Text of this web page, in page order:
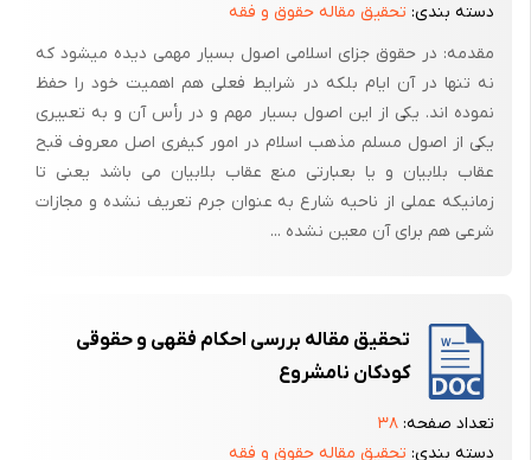
دسته بندی: تحقیق مقاله حقوق و فقه
مقدمه: در حقوق جزای اسلامی اصول بسیار مهمی دیده میشود که
نه تنها در آن ایام بلکه در شرایط فعلی هم اهمیت خود را حفظ
نموده اند. یکی از این اصول بسیار مهم و در رأس آن و به تعبیری
یکی از اصول مسلم مذهب اسلام در امور کیفری اصل معروف قبح
عقاب بلابیان و یا بعبارتی منع عقاب بلابیان می باشد یعنی تا
زمانیکه عملی از ناحیه شارع به عنوان جرم تعریف نشده و مجازات
شرعی هم برای آن معین نشده ...
تحقیق مقاله بررسی احکام فقهی و حقوقی
کودکان نامشروع
تعداد صفحه: ۳۸
دسته بندی: تحقیق مقاله حقوق و فقه